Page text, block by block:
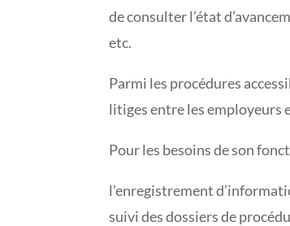
de consulter l’état
etc.
Parmi les procédures
litiges entre les employeurs
Pour les besoins de son
l’enregistrement
suivi des dossiers de